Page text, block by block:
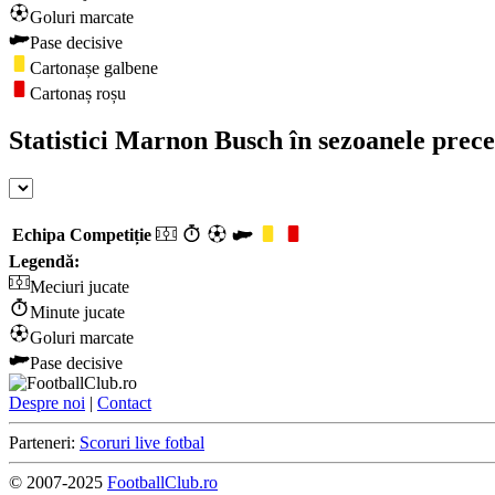
Goluri marcate
Pase decisive
Cartonașe galbene
Cartonaș roșu
Statistici Marnon Busch în sezoanele
Echipa Competiție
Legendă:
Meciuri jucate
Minute jucate
Goluri marcate
Pase decisive
Despre noi | Contact
Parteneri: Scoruri live fotbal
© 2007-2025 FootballClub.ro